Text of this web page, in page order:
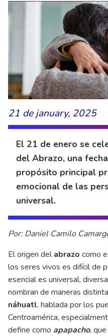
21 de january, 2025
El 21 de enero se
del Abrazo, una
propósito principal
emocional de las
universal.
Por: Daniel Camilo
El origen delabrazo como
los seres vivos es difícil de
esencial es universal,
nombran de maneras
náhuatl, hablada por los
Centroamérica,
define como apapacho,